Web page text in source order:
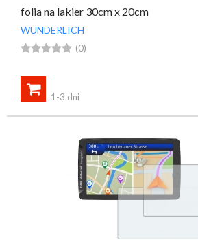
folia na lakier 30cm x 20cm
WUNDERLICH
 (0)

1-3 dni